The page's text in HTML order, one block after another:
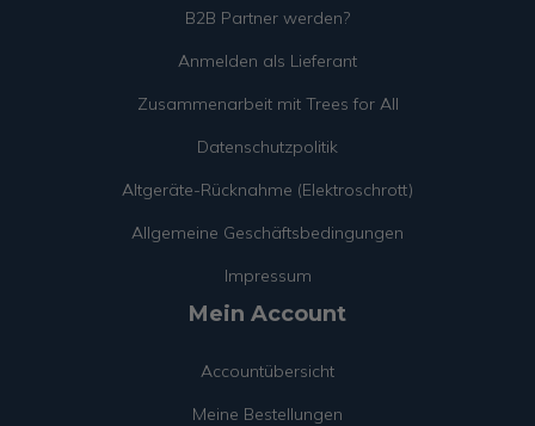
B2B Partner werden?
Anmelden als Lieferant
Zusammenarbeit mit Trees for All
Datenschutzpolitik
Altgeräte-Rücknahme (Elektroschrott)
Allgemeine Geschäftsbedingungen
Impressum
Mein Account
Accountübersicht
Meine Bestellungen